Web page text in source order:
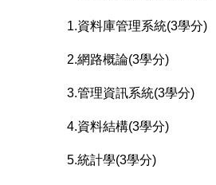
1.資料庫管理系統(3學分)
2.網路概論(3學分)
3.管理資訊系統(3學分)
4.資料結構(3學分)
5.統計學(3學分)